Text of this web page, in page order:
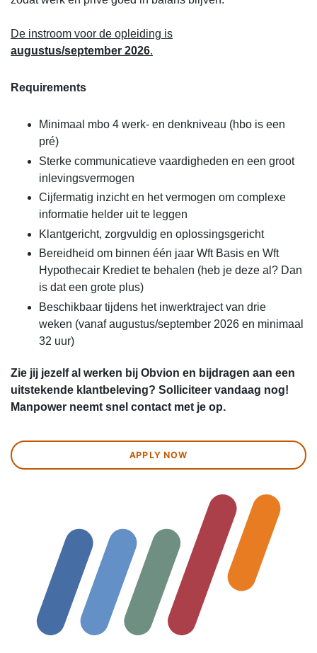
De instroom voor de opleiding is
augustus/september 2026.
Requirements
Minimaal mbo 4 werk- en denkniveau (hbo is een
pré)
Sterke communicatieve vaardigheden en een groot
inlevingsvermogen
Cijfermatig inzicht en het vermogen om complexe
informatie helder uit te leggen
Klantgericht, zorgvuldig en oplossingsgericht
Bereidheid om binnen één jaar Wft Basis en Wft
Hypothecair Krediet te behalen (heb je deze al? Dan
is dat een grote plus)
Beschikbaar tijdens het inwerktraject van drie
weken (vanaf augustus/september 2026 en minimaal
32 uur)
Zie jij jezelf al werken bij Obvion en bijdragen aan een
uitstekende klantbeleving? Solliciteer vandaag nog!
Manpower neemt snel contact met je op.
APPLY NOW